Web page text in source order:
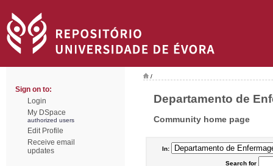
Sign on to:
Login
My DSpace
authorized users
Edit Profile
Receive email
updates
/
Departamento de
Community home page
In:
Searchfor